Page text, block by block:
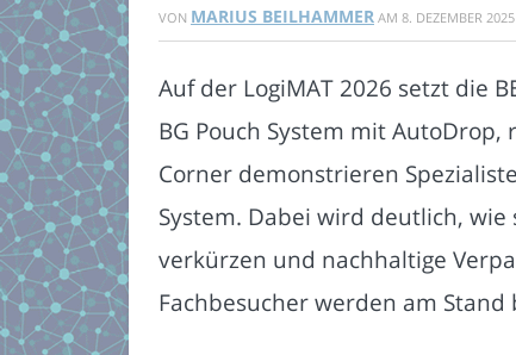
VON MARIUS BEILHAMMER AM 8. DEZEMBER 2025
Auf der LogiMAT 2026 setzt die
BG Pouch System mit
Corner demonstrieren
System. Dabei wird deutlich,
verkürzen und nachhaltige
Fachbesucher werden am Stand